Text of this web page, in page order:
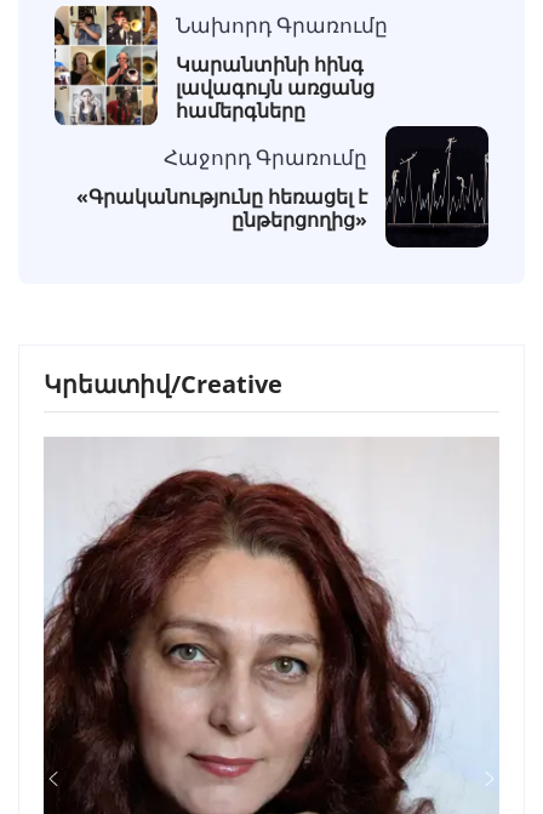
Նախորդ Գրառումը
Կարանտինի հինգ
լավագույն առցանց
համերգները
Հաջորդ Գրառումը
«Գրականությունը հեռացել է
ընթերցողից»
Կրեատիվ/Creative